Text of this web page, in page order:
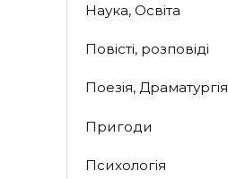
Наука, Освіта
Повісті, розповіді
Поезія, Драматургія
Пригоди
Психологія